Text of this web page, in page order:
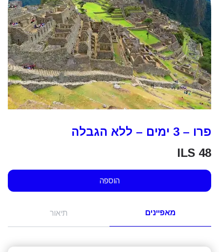
פרו – 3 ימים – ללא הגבלה
ILS 48
הוספה
מאפיינים תיאור